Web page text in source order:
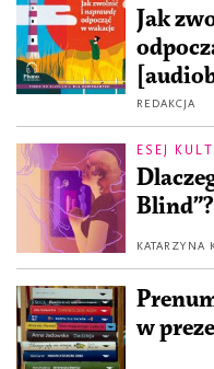
Jak
REDAKCJA
ESEJ
Blind”?
KATARZYNA
w